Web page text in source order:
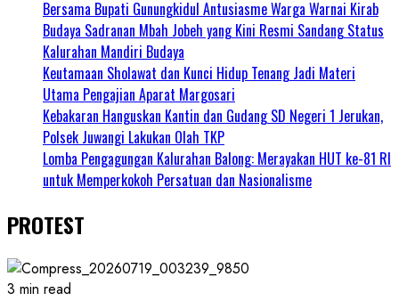
Bersama Bupati Gunungkidul Antusiasme Warga Warnai Kirab
Budaya Sadranan Mbah Jobeh yang Kini Resmi Sandang Status
Kalurahan Mandiri Budaya
Keutamaan Sholawat dan Kunci Hidup Tenang Jadi Materi
Utama Pengajian Aparat Margosari
Kebakaran Hanguskan Kantin dan Gudang SD Negeri 1 Jerukan,
Polsek Juwangi Lakukan Olah TKP
Lomba Pengagungan Kalurahan Balong: Merayakan HUT ke-81 RI
untuk Memperkokoh Persatuan dan Nasionalisme
PROTEST
3 min read